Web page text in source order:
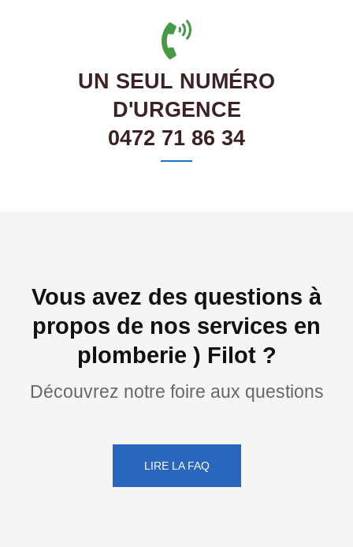
UN SEUL NUMÉRO
D'URGENCE
0472 71 86 34
Vous avez des questions à
propos de nos services en
plomberie ) Filot ?
Découvrez notre foire aux questions
LIRE LA FAQ